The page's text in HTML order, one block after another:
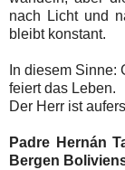
nach Licht und
bleibt konstant.
In diesem Sinne:
feiert das Leben.
Der Herr ist
Padre Hernán
Bergen